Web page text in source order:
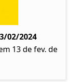
02/2024
13 de fev. de